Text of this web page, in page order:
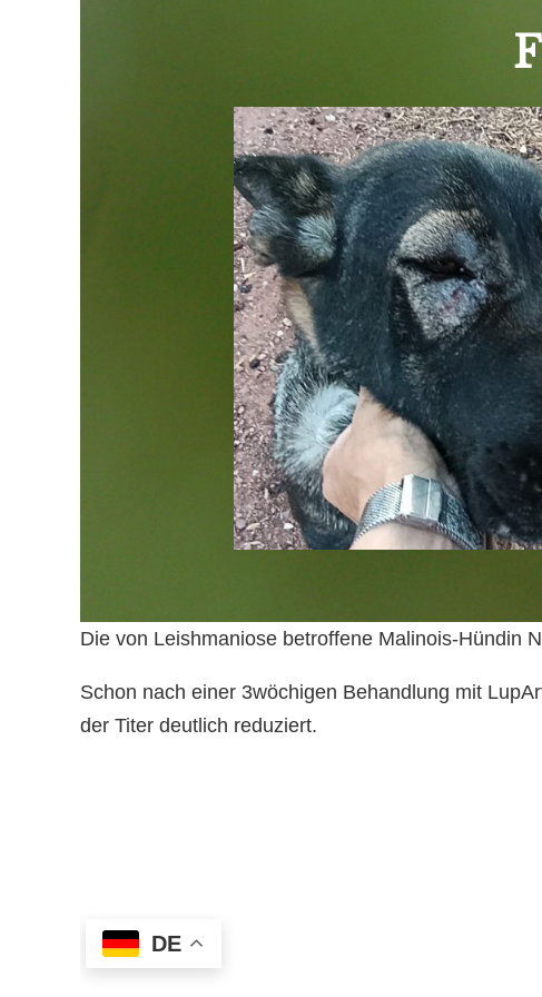
Die von Leishmaniose betroffene Malinois-Hündin
Schon nach einer 3wöchigen Behandlung mit
der Titer deutlich reduziert.
DE